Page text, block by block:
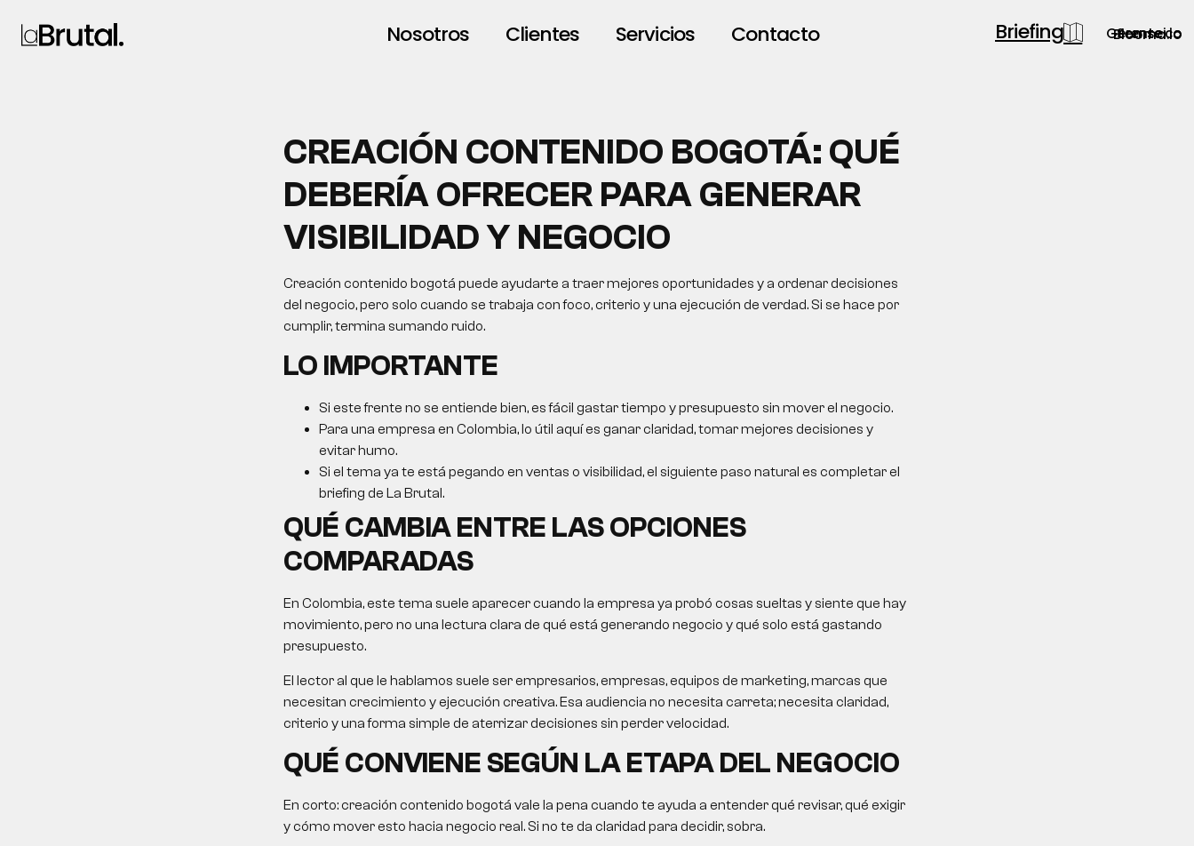
Nosotros Clientes Servicios Contacto Briefing Blooma.io
Semsei.io
Gerente.co
CREACIÓN CONTENIDO BOGOTÁ: QUÉ
DEBERÍA OFRECER PARA GENERAR
VISIBILIDAD Y NEGOCIO
Creación contenido bogotá puede ayudarte a traer mejores oportunidades y a ordenar decisiones
del negocio, pero solo cuando se trabaja con foco, criterio y una ejecución de verdad. Si se hace por
cumplir, termina sumando ruido.
LO IMPORTANTE
Si este frente no se entiende bien, es fácil gastar tiempo y presupuesto sin mover el negocio.
Para una empresa en Colombia, lo útil aquí es ganar claridad, tomar mejores decisiones y
evitar humo.
Si el tema ya te está pegando en ventas o visibilidad, el siguiente paso natural es completar el
briefing de La Brutal.
QUÉ CAMBIA ENTRE LAS OPCIONES
COMPARADAS
En Colombia, este tema suele aparecer cuando la empresa ya probó cosas sueltas y siente que hay
movimiento, pero no una lectura clara de qué está generando negocio y qué solo está gastando
presupuesto.
El lector al que le hablamos suele ser empresarios, empresas, equipos de marketing, marcas que
necesitan crecimiento y ejecución creativa. Esa audiencia no necesita carreta; necesita claridad,
criterio y una forma simple de aterrizar decisiones sin perder velocidad.
QUÉ CONVIENE SEGÚN LA ETAPA DEL NEGOCIO
En corto: creación contenido bogotá vale la pena cuando te ayuda a entender qué revisar, qué exigir
y cómo mover esto hacia negocio real. Si no te da claridad para decidir, sobra.